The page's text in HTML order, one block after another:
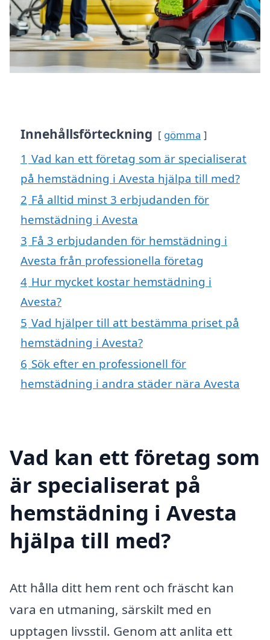
Innehållsförteckning gömma
1 Vad kan ett företag som är specialiserat
på hemstädning i Avesta hjälpa till med?
2 Få alltid minst 3 erbjudanden för
hemstädning i Avesta
3 Få 3 erbjudanden för hemstädning i
Avesta från professionella företag
4 Hur mycket kostar hemstädning i
Avesta?
5 Vad hjälper till att bestämma priset på
hemstädning i Avesta?
6 Sök efter en professionell för
hemstädning i andra städer nära Avesta
Vad kan ett företag som
är specialiserat på
hemstädning i Avesta
hjälpa till med?
Att hålla ditt hem rent och fräscht kan
vara en utmaning, särskilt med en
upptagen livsstil. Genom att anlita ett